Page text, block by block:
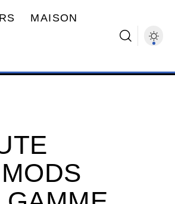
MAISON